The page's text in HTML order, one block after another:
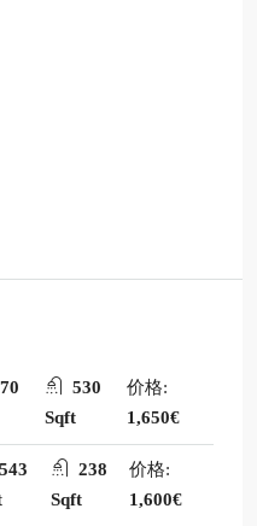
530
Sqft
价格:
1,650€
543
238
Sqft
价格:
1,600€